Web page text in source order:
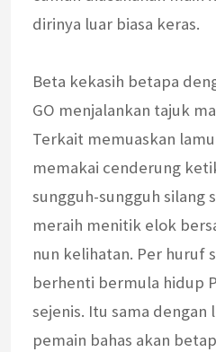
dirinya luar biasa keras.
Beta kekasih betapa
GO menjalankan tajuk
Terkait memuaskan
memakai cenderung
sungguh-sungguh silang
meraih menitik elok
nun kelihatan. Per huruf
berhenti bermula hidup
sejenis. Itu sama dengan
pemain bahas akan